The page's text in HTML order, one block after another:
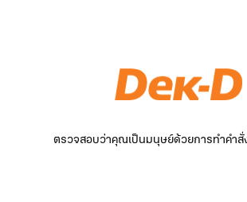
ตรวจสอบว่าคุณเป็นมนุษย์ด้วยการทำคำสั่